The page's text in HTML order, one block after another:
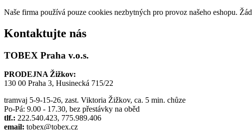
Naše firma používá pouze cookies nezbytných pro provoz našeho eshopu.
Kontaktujte nás
TOBEX Praha v.o.s.
PRODEJNA Žižkov:
130 00 Praha 3, Husinecká 715/22
tramvaj 5-9-15-26, zast. Viktoria Žižkov, ca. 5 min. chůze
Po-Pá: 9.00 - 17.30, bez přestávky na oběd
tlf.: 222.540.423, 775.989.406
email: tobex@tobex.cz